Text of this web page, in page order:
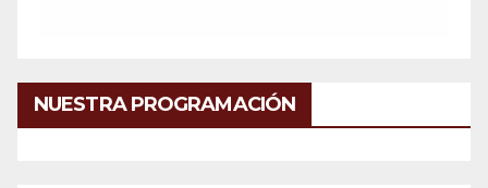
NUESTRA PROGRAMACIÓN